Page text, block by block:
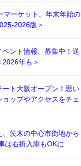
マーケット、年末年始の
2026版＞
ント情報、募集中！送
年も＞
ト大阪オープン！思い
ップやアクセスをチェ
茨木の中心市街地から
は右折入庫もOKに